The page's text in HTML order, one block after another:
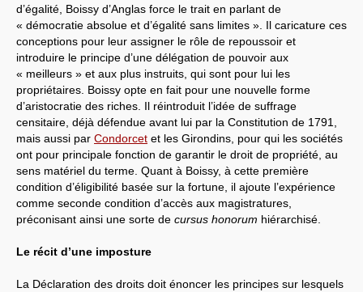
d’égalité, Boissy d’Anglas force le trait en parlant de
« démocratie absolue et d’égalité sans limites ». Il caricature ces
conceptions pour leur assigner le rôle de repoussoir et
introduire le principe d’une délégation de pouvoir aux
« meilleurs » et aux plus instruits, qui sont pour lui les
propriétaires. Boissy opte en fait pour une nouvelle forme
d’aristocratie des riches. Il réintroduit l’idée de suffrage
censitaire, déjà défendue avant lui par la Constitution de 1791,
mais aussi par Condorcet et les Girondins, pour qui les sociétés
ont pour principale fonction de garantir le droit de propriété, au
sens matériel du terme. Quant à Boissy, à cette première
condition d’éligibilité basée sur la fortune, il ajoute l’expérience
comme seconde condition d’accès aux magistratures,
préconisant ainsi une sorte de cursus honorum hiérarchisé.
Le récit d’une imposture
La Déclaration des droits doit énoncer les principes sur lesquels